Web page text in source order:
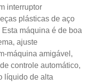
interruptor
plásticas de aço
máquina é de boa
ajuste
máquina amigável,
controle automático,
líquido de alta